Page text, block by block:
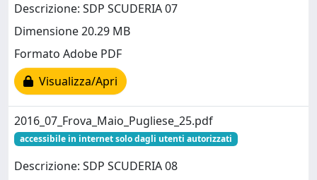
Descrizione: SDP SCUDERIA 07
Dimensione 20.29 MB
Formato Adobe PDF
Visualizza/Apri
2016_07_Frova_Maio_Pugliese_25.pdf
accessibile in internet solo dagli utenti autorizzati
Descrizione: SDP SCUDERIA 08